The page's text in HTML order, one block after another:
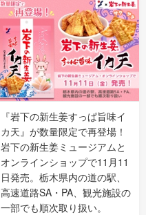
『岩下の新生姜すっぱ旨味イ
カ天』が数量限定で再登場！
岩下の新生姜ミュージアムと
オンラインショップで11月11
日発売。栃木県内の道の駅、
高速道路SA・PA、観光施設の
一部でも順次取り扱い。